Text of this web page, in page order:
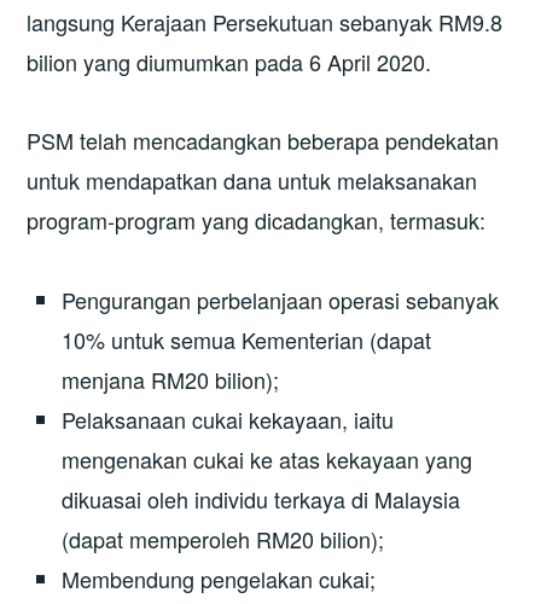
langsung Kerajaan Persekutuan sebanyak RM9.8
bilion yang diumumkan pada 6 April 2020.
PSM telah mencadangkan beberapa pendekatan
untuk mendapatkan dana untuk melaksanakan
program-program yang dicadangkan, termasuk:
Pengurangan perbelanjaan operasi sebanyak
10% untuk semua Kementerian (dapat
menjana RM20 bilion);
Pelaksanaan cukai kekayaan, iaitu
mengenakan cukai ke atas kekayaan yang
dikuasai oleh individu terkaya di Malaysia
(dapat memperoleh RM20 bilion);
Membendung pengelakan cukai;